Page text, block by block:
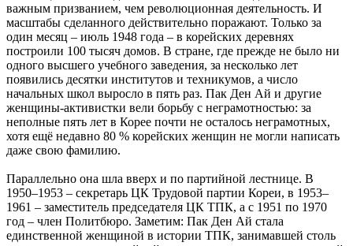
важным призванием, чем революционная деятельность. И
масштабы сделанного действительно поражают. Только за
один месяц – июль 1948 года – в корейских деревнях
построили 100 тысяч домов. В стране, где прежде не было ни
одного высшего учебного заведения, за несколько лет
появились десятки институтов и техникумов, а число
начальных школ выросло в пять раз. Пак Ден Ай и другие
женщины-активистки вели борьбу с неграмотностью: за
неполные пять лет в Корее почти не осталось неграмотных,
хотя ещё недавно 80 % корейских женщин не могли написать
даже свою фамилию.
Параллельно она шла вверх и по партийной лестнице. В
1950–1953 – секретарь ЦК Трудовой партии Кореи, в 1953–
1961 – заместитель председателя ЦК ТПК, а с 1951 по 1970
год – член Политбюро. Заметим: Пак Ден Ай стала
единственной женщиной в истории ТПК, занимавшей столь